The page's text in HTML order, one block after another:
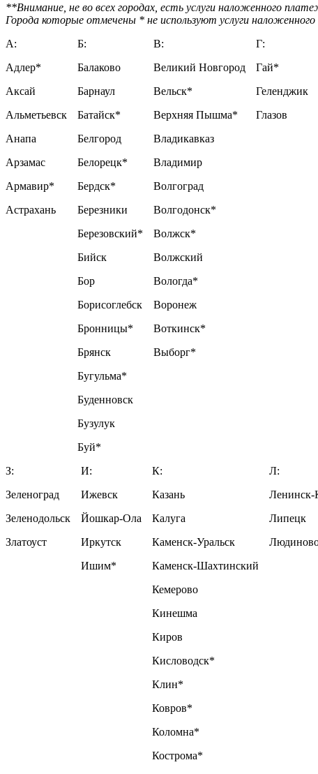
**Внимание, не во всех городах, есть услуги наложенного
Города которые отмечены * не используют услуги
A:
Адлер*
Аксай
Альметьевск
Анапа
Арзамас
Армавир*
Астрахань
Б:
Балаково
Барнаул
Батайск*
Белгород
Белорецк*
Бердск*
Березники
Березовский*
Бийск
Бор
Борисоглебск
Бронницы*
Брянск
Бугульма*
Буденновск
Бузулук
Буй*
В:
Великий Новгород
Вельск*
Верхняя Пышма*
Владикавказ
Владимир
Волгоград
Волгодонск*
Волжск*
Волжский
Вологда*
Воронеж
Воткинск*
Выборг*
Г:
Гай*
Геленджик
Глазов
З:
Зеленоград
Зеленодольск
Златоуст
И:
Ижевск
Йошкар-Ола
Иркутск
Ишим*
К:
Казань
Калуга
Каменск-Уральск
Каменск-Шахтинский
Кемерово
Кинешма
Киров
Кисловодск*
Клин*
Ковров*
Коломна*
Кострома*
Л:
Ленинск-
Липецк